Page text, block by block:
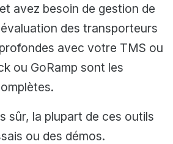
et avez besoin de gestion de
des transporteurs
avec votre TMS ou
ou GoRamp sont les
sûr, la plupart de ces outils
ou des démos.